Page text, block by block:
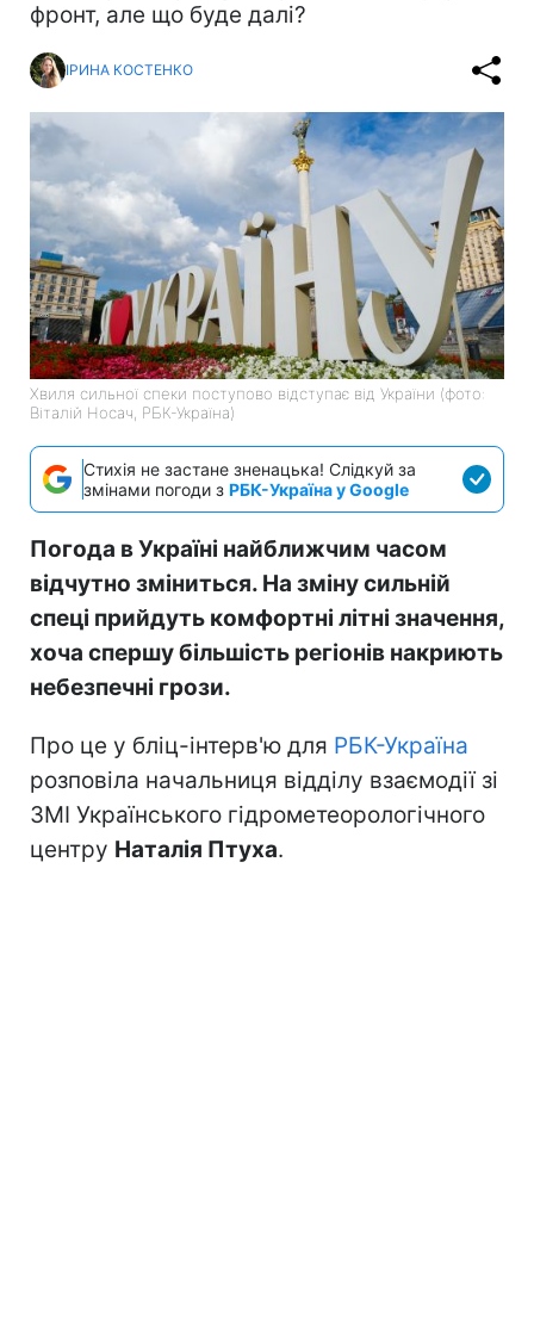
фронт, але що буде далі?
ІРИНА КОСТЕНКО
Хвиля сильної спеки поступово відступає від України (фото:
Віталій Носач, РБК-Україна)
Стихія не застане зненацька! Слідкуй за
змінами погоди з РБК-Україна у Google
Погода в Україні найближчим часом
відчутно зміниться. На зміну сильній
спеці прийдуть комфортні літні значення,
хоча спершу більшість регіонів накриють
небезпечні грози.
Про це у бліц-інтерв'ю для РБК-Україна
розповіла начальниця відділу взаємодії зі
ЗМІ Українського гідрометеорологічного
центру Наталія Птуха.